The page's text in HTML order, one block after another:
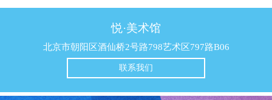
悦·美术馆
北京市朝阳区酒仙桥2号路798艺术区797路B06
联系我们